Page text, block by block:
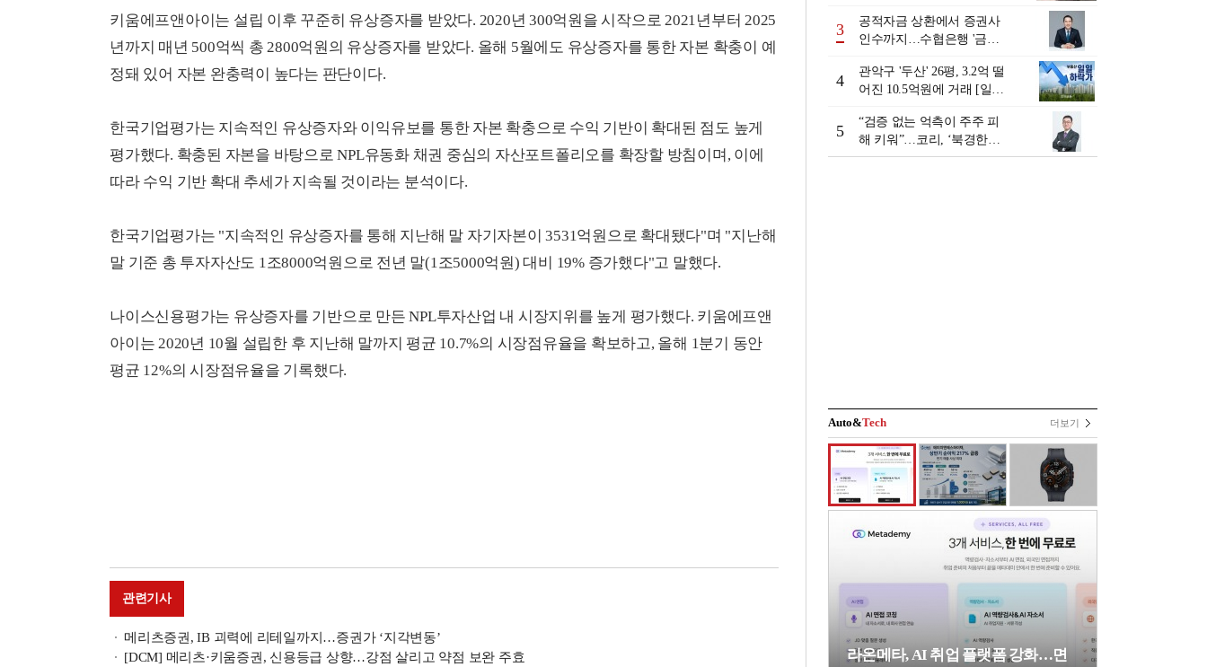
키움에프앤아이는 설립 이후 꾸준히 유상증자를 받았다. 2020년 300억원을 시작으로 2021년부터 2025
년까지 매년 500억씩 총 2800억원의 유상증자를 받았다. 올해 5월에도 유상증자를 통한 자본 확충이 예
정돼 있어 자본 완충력이 높다는 판단이다.
한국기업평가는 지속적인 유상증자와 이익유보를 통한 자본 확충으로 수익 기반이 확대된 점도 높게
평가했다. 확충된 자본을 바탕으로 NPL유동화 채권 중심의 자산포트폴리오를 확장할 방침이며, 이에
따라 수익 기반 확대 추세가 지속될 것이라는 분석이다.
한국기업평가는 "지속적인 유상증자를 통해 지난해 말 자기자본이 3531억원으로 확대됐다"며 "지난해
말 기준 총 투자자산도 1조8000억원으로 전년 말(1조5000억원) 대비 19% 증가했다"고 말했다.
나이스신용평가는 유상증자를 기반으로 만든 NPL투자산업 내 시장지위를 높게 평가했다. 키움에프앤
아이는 2020년 10월 설립한 후 지난해 말까지 평균 10.7%의 시장점유율을 확보하고, 올해 1분기 동안
평균 12%의 시장점유율을 기록했다.
관련기사
메리츠증권, IB 괴력에 리테일까지…증권가 ‘지각변동’
[DCM] 메리츠·키움증권, 신용등급 상향…강점 살리고 약점 보완 주효
3
공적자금 상환에서 증권사
인수까지…수협은행 '금융
행 금융그룹의 꿈①]
4
관악구 '두산' 26평, 3.2억 떨
어진 10.5억원에 거래 [일일
5
“검증 없는 억측이 주주 피
해 키워”…코리, ‘북경한미
미수채권 논란’ 정면 반박
Auto&Tech 더보기
라온메타, AI 취업 플랫폼 강화…면